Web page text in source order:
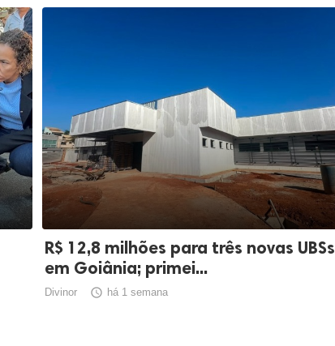
R$ 12,8 milhões para três novas UBSs
em Goiânia; primei...
Divinor  há 1 semana